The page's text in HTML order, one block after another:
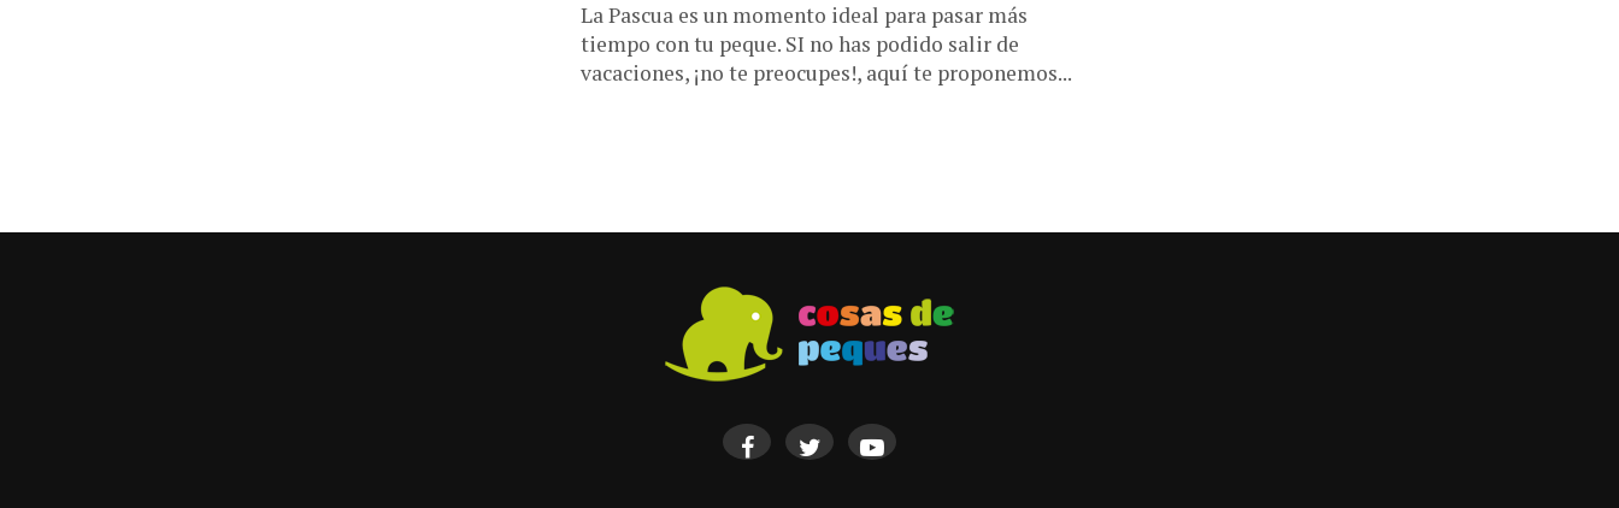
La Pascua es un momento ideal para pasar más
tiempo con tu peque. SI no has podido salir de
vacaciones, ¡no te preocupes!, aquí te proponemos...